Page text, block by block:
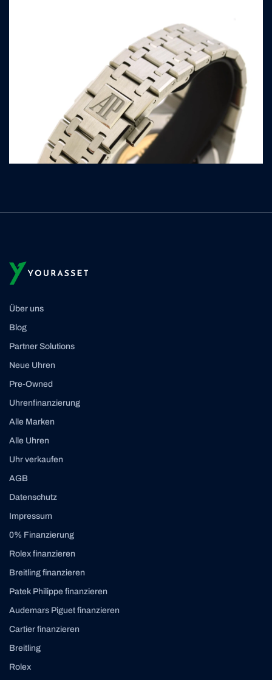
Über uns
Blog
Partner Solutions
Neue Uhren
Pre-Owned
Uhrenfinanzierung
Alle Marken
Alle Uhren
Uhr verkaufen
AGB
Datenschutz
Impressum
0% Finanzierung
Rolex finanzieren
Breitling finanzieren
Patek Philippe finanzieren
Audemars Piguet finanzieren
Cartier finanzieren
Breitling
Rolex